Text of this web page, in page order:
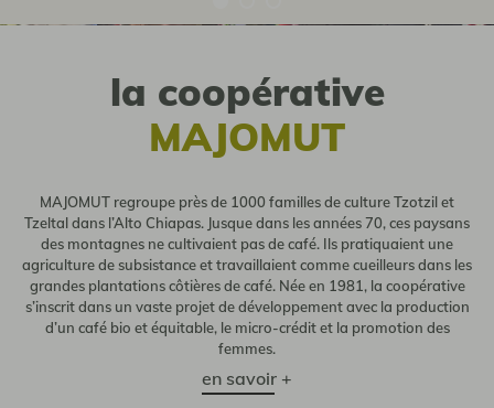
la coopérative
MAJOMUT
MAJOMUT regroupe près de 1000 familles de culture Tzotzil et
Tzeltal dans l’Alto Chiapas. Jusque dans les années 70, ces paysans
des montagnes ne cultivaient pas de café. Ils pratiquaient une
agriculture de subsistance et travaillaient comme cueilleurs dans les
grandes plantations côtières de café. Née en 1981, la coopérative
s’inscrit dans un vaste projet de développement avec la production
d’un café bio et équitable, le micro-crédit et la promotion des
femmes.
en savoir +